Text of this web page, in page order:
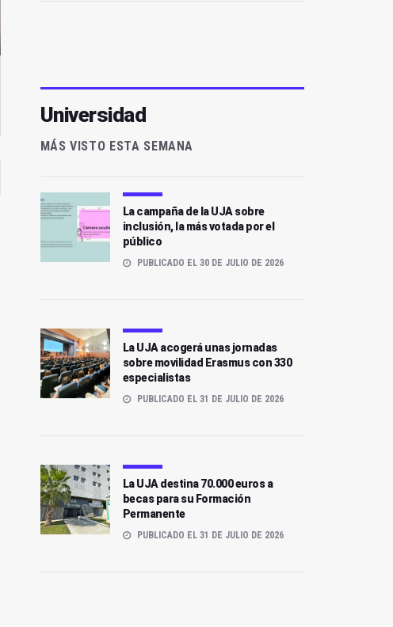
Universidad
MÁS VISTO ESTA SEMANA
La campaña de la UJA sobre
inclusión, la más votada por el
público
PUBLICADO EL 30 DE JULIO DE 2026
La UJA acogerá unas jornadas
sobre movilidad Erasmus con 330
especialistas
PUBLICADO EL 31 DE JULIO DE 2026
La UJA destina 70.000 euros a
becas para su Formación
Permanente
PUBLICADO EL 31 DE JULIO DE 2026